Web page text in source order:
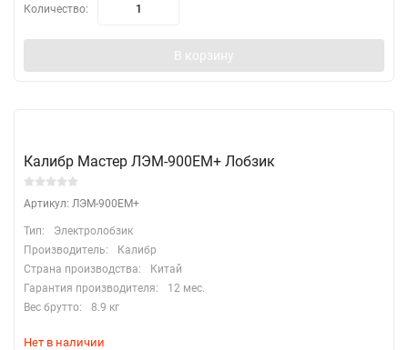
Количество:
В корзину
Калибр Мастер ЛЭМ-900ЕМ+ Лобзик
Артикул: ЛЭМ-900ЕМ+
Тип:
Электролобзик
Производитель:
Калибр
Страна производства:
Китай
Гарантия производителя:
12 мес.
Вес брутто:
8.9 кг
Нет в наличии